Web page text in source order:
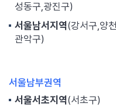
성동구,광진구)
서울남서지역(강서구,양
관악구)
서울남부권역
서울서초지역(서초구)